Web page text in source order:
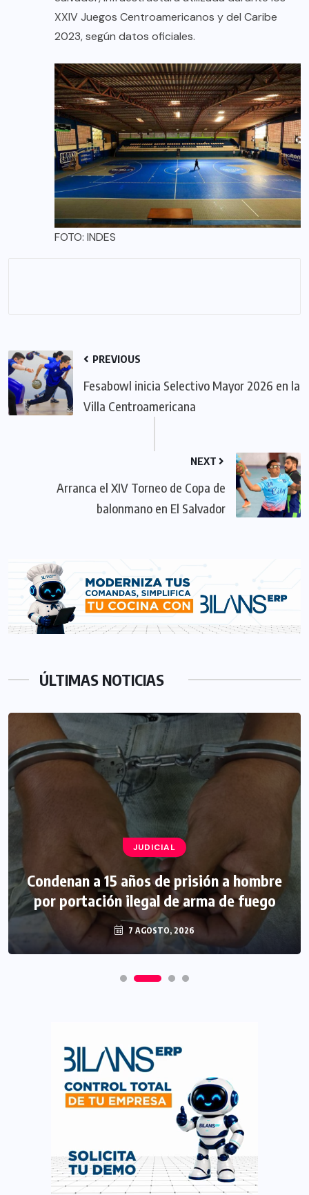
XXIV Juegos Centroamericanos y del Caribe
2023, según datos oficiales.
FOTO: INDES
PREVIOUS
Fesabowl inicia Selectivo Mayor 2026 en la
Villa Centroamericana
NEXT
Arranca el XIV Torneo de Copa de
balonmano en El Salvador
ÚLTIMAS NOTICIAS
JUDICIAL
Condenan a 15 años de prisión a hombre
por portación ilegal de arma de fuego
7 AGOSTO, 2026